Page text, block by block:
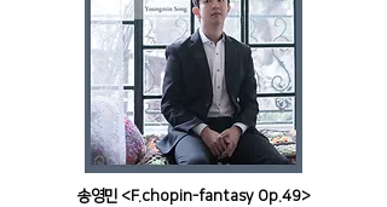
송영민 <F.chopin-fantasy Op.49>